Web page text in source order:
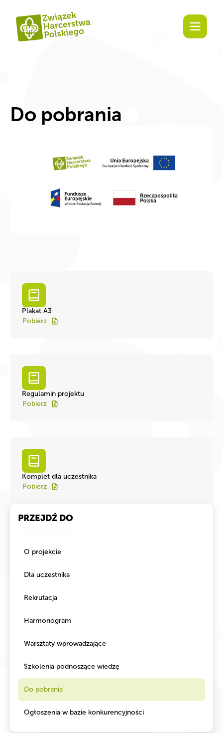
Do pobrania
Plakat A3
Pobierz
Regulamin projektu
Pobierz
Komplet dla uczestnika
Pobierz
PRZEJDŹ DO
O projekcie
Dla uczestnika
Rekrutacja
Harmonogram
Warsztaty wprowadzające
Szkolenia podnoszące wiedzę
Do pobrania
Ogłoszenia w bazie konkurencyjności